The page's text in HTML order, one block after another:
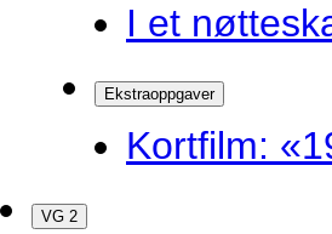
I et
Ekstraoppgaver
Kortfilm:
VG 2